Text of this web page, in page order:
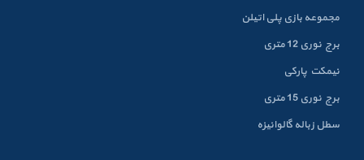
مجموعه بازی پلی اتیلن
برج نوری 12 متری
نیمکت پارکی
برج نوری 15 متری
سطل زباله گالوانيزه